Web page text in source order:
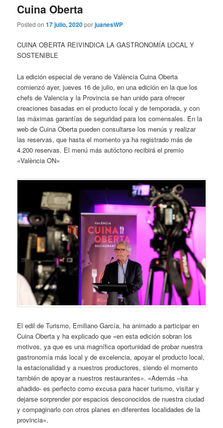
Cuina Oberta
Posted on17 julio, 2020porjuanesWP
CUINA OBERTA REIVINDICA LA GASTRONOMÍA LOCAL Y
SOSTENIBLE
La edición especial de verano de València Cuina Oberta
comienzó ayer, jueves 16 de julio, en una edición en la que los
chefs de Valencia y la Provincia se han unido para ofrecer
creaciones basadas en el producto local y de temporada, y con
las máximas garantías de seguridad para los comensales. En la
web de Cuina Oberta pueden consultarse los menús y realizar
las reservas, que hasta el momento ya ha registrado más de
4.200 reservas. El menú más autóctono recibirá el premio
«València ON»
El edil de Turismo, Emiliano García, ha animado a participar en
Cuina Oberta y ha explicado que «en esta edición sobran los
motivos, ya que es una magnífica oportunidad de probar nuestra
gastronomía más local y de excelencia, apoyar el producto local,
la estacionalidad y a nuestros productores, siendo el momento
también de apoyar a nuestros restaurantes». «Además –ha
añadido- es perfecto como excusa para hacer turismo, visitar y
dejarse sorprender por espacios desconocidos de nuestra ciudad
y compaginarlo con otros planes en diferentes localidades de la
provincia».